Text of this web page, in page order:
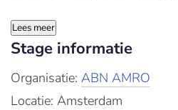
Lees meer
Stage informatie
Organisatie: ABN AMRO
Locatie: Amsterdam